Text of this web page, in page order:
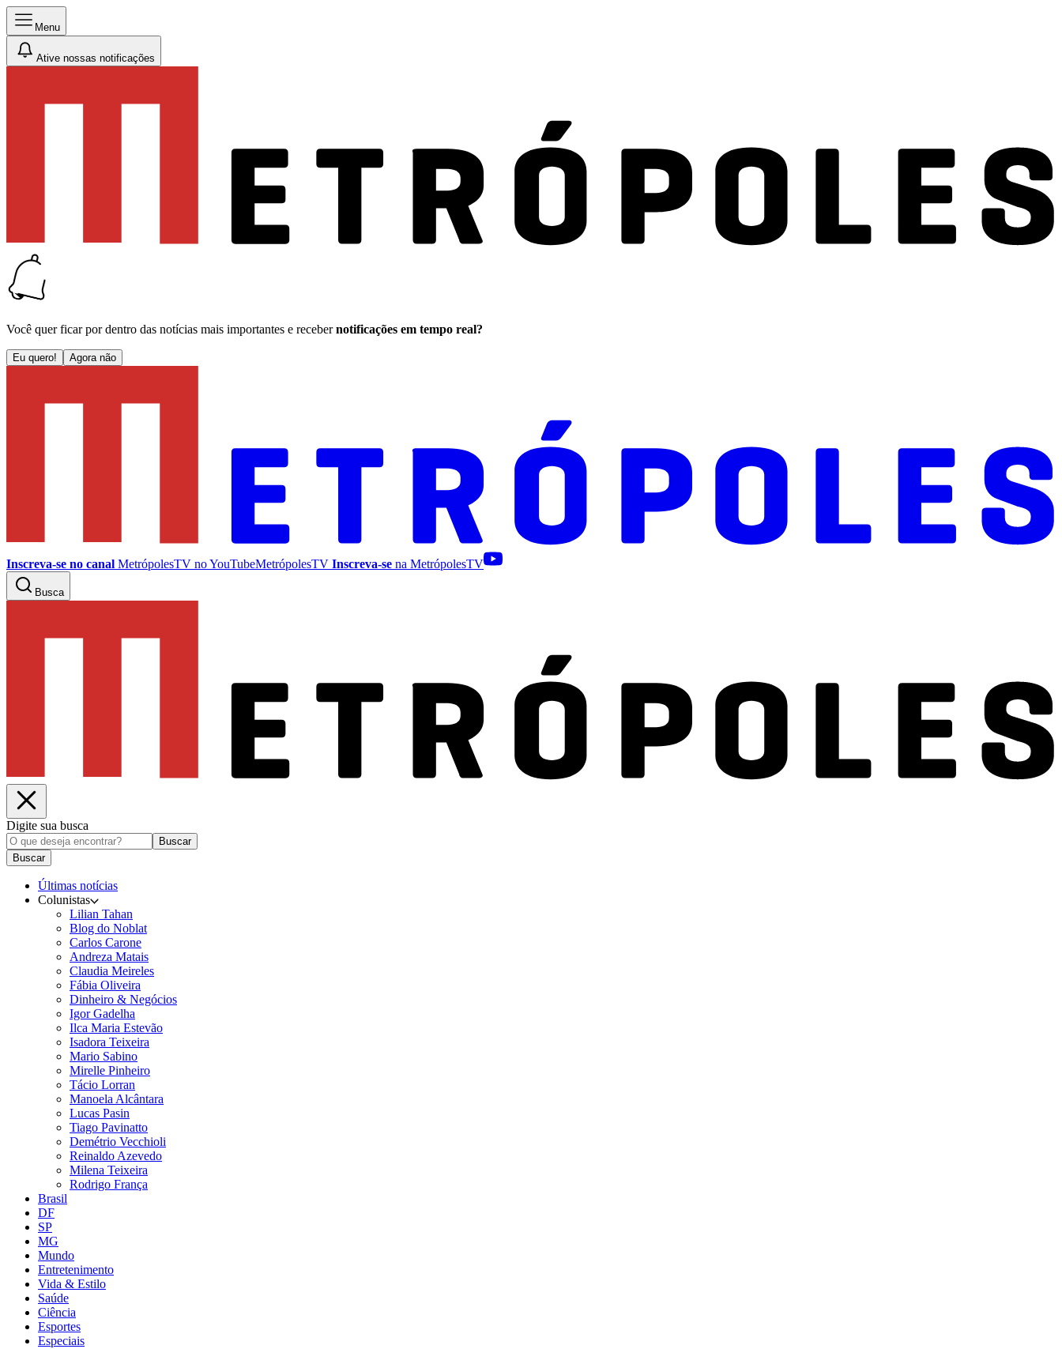
Menu
Ative nossas notificações
Você quer ficar por dentro das notícias mais importantes e receber notificações em tempo real?
Eu quero! Agora não
Inscreva-se no canal MetrópolesTV noYouTubeMetrópolesTV Inscreva-se na MetrópolesTV
Busca
Digite sua busca
Buscar
Buscar
Últimas notícias
Colunistas
Lilian Tahan
Blog do Noblat
Carlos Carone
Andreza Matais
Claudia Meireles
Fábia Oliveira
Dinheiro & Negócios
Igor Gadelha
Ilca Maria Estevão
Isadora Teixeira
Mario Sabino
Mirelle Pinheiro
Tácio Lorran
Manoela Alcântara
Lucas Pasin
Tiago Pavinatto
Demétrio Vecchioli
Reinaldo Azevedo
Milena Teixeira
Rodrigo França
Brasil
DF
SP
MG
Mundo
Entretenimento
Vida & Estilo
Saúde
Ciência
Esportes
Especiais